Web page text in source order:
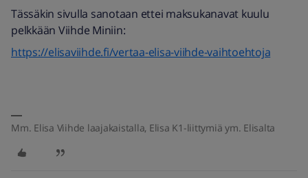
Tässäkin sivulla sanotaan ettei maksukanavat kuulu
pelkkään Viihde Miniin:
https://elisaviihde.fi/vertaa-elisa-viihde-vaihtoehtoja
Mm. Elisa Viihde laajakaistalla, Elisa K1-liittymiä ym. Elisalta